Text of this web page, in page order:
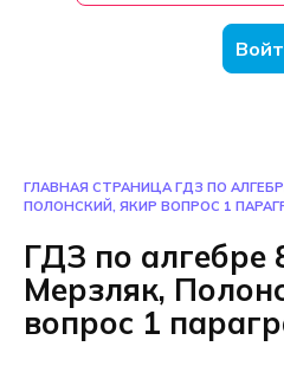
ГЛАВНАЯ СТРАНИЦА ГДЗ ПО
ПОЛОНСКИЙ, ЯКИР ВОПРОС 1
ГДЗ по алгебре
Мерзляк,
вопрос 1